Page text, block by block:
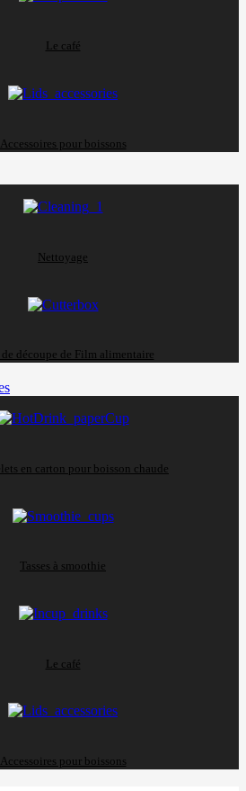
Le café
Accessoires pour boissons
Nettoyage
découpe de Film alimentaire
en carton pour boisson chaude
Tasses à smoothie
Le café
Accessoires pour boissons